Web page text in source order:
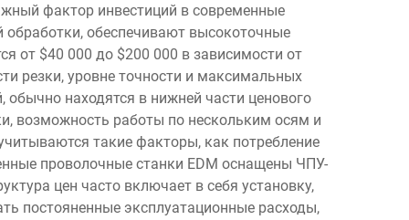
фактор инвестиций в современные
обеспечивают высокоточные
от $40 000 до $200 000 в зависимости от
резки, уровне точности и максимальных
находятся в нижней части ценового
возможность работы по нескольким осям и
такие факторы, как потребление
проволочные станки EDM оснащены ЧПУ-
цен часто включает в себя установку,
постояненные эксплуатационные расходы,